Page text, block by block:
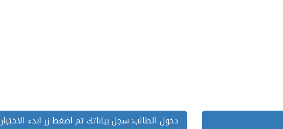
دخول الطالب: سجل بياناتك ثم اضغط زر ابدء الاختبار